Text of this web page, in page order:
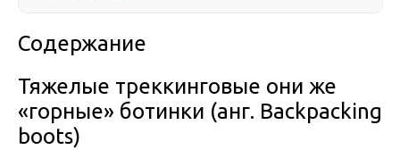
Содержание
Тяжелые треккинговые они же
«горные» ботинки (анг. Backpacking
boots)